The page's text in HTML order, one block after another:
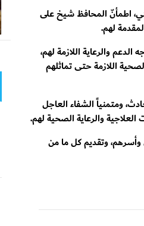
اطمأنّ المحافظ شيخ على
لهم.
والرعاية اللازمة لهم،
اللازمة حتى تماثلهم
ومتمنياً الشفاء العاجل
والرعاية الصحية لهم.
وتقديم كل ما من